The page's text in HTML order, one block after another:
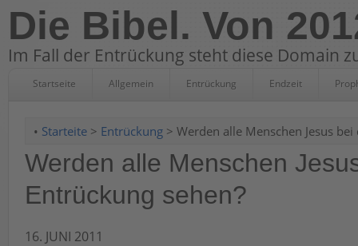
Die Bibel. Von
Im Fall der Entrückung steht diese Domain
Startseite Allgemein Entrückung Endzeit
• Starteite > Entrückung > Werden alle Menschen Jesus
Werden alle Menschen
Entrückung sehen?
16. JUNI 2011